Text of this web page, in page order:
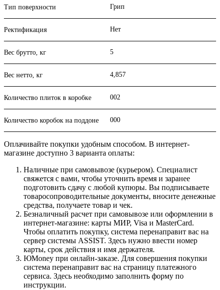
Тип поверхности Грип
Ректификация Нет
Вес брутто, кг 5
Вес нетто, кг 4,857
Количество плиток в коробке 002
Количество коробок на поддоне 000
Оплачивайте покупки удобным способом. В интернет-
магазине доступно 3 варианта оплаты:
Наличные при самовывозе (курьером). Специалист
свяжется с вами, чтобы уточнить время и заранее
подготовить сдачу с любой купюры. Вы подписываете
товаросопроводительные документы, вносите денежные
средства, получаете товар и чек.
Безналичный расчет при самовывозе или оформлении в
интернет-магазине: карты МИР, Visa и MasterCard.
Чтобы оплатить покупку, система перенаправит вас на
сервер системы ASSIST. Здесь нужно ввести номер
карты, срок действия и имя держателя.
ЮMoney при онлайн-заказе. Для совершения покупки
система перенаправит вас на страницу платежного
сервиса. Здесь необходимо заполнить форму по
инструкции.